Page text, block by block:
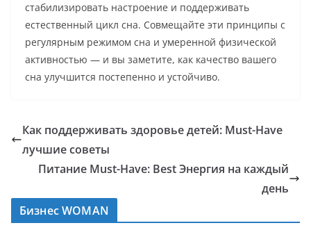
стабилизировать настроение и поддерживать
естественный цикл сна. Совмещайте эти принципы с
регулярным режимом сна и умеренной физической
активностью — и вы заметите, как качество вашего
сна улучшится постепенно и устойчиво.
Как поддерживать здоровье детей: Must-Have
лучшие советы
Питание Must-Have: Best Энергия на каждый
день
Бизнес WOMAN